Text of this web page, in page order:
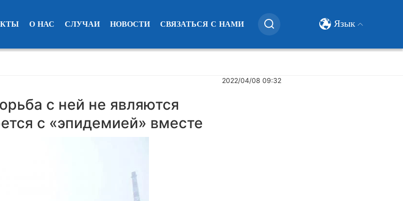
О НАС СЛУЧАИ НОВОСТИ СВЯЗАТЬСЯ С НАМИ Язык
с ней не являются
с «эпидемией» вместе
2022/04/08 09:32